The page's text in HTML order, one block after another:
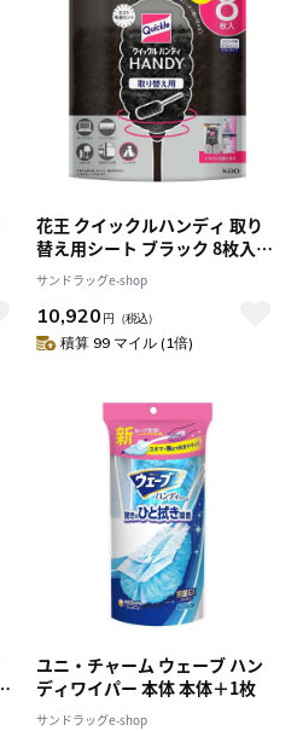
花王 クイックルハンディ 取り
替え用シート ブラック 8枚入
【12個セット】
サンドラッグe-shop
10,920 円 （税込）
積算 99 マイル (1倍)
ユニ・チャーム ウェーブ ハン
ディワイパー 本体 本体＋1枚
サンドラッグe-shop